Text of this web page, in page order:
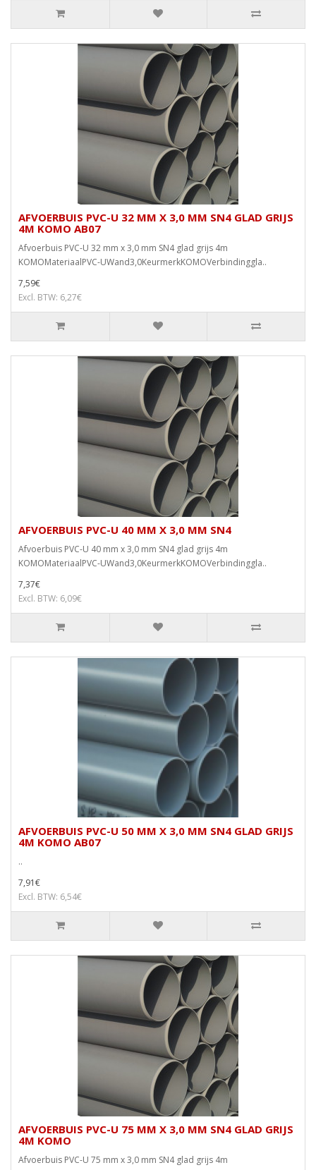
AFVOERBUIS PVC-U 32 MM X 3,0 MM SN4 GLAD GRIJS
4M KOMO AB07
Afvoerbuis PVC-U 32 mm x 3,0 mm SN4 glad grijs 4m
KOMOMateriaalPVC-UWand3,0KeurmerkKOMOVerbindinggla..
7,59€
Excl. BTW: 6,27€
AFVOERBUIS PVC-U 40 MM X 3,0 MM SN4
Afvoerbuis PVC-U 40 mm x 3,0 mm SN4 glad grijs 4m
KOMOMateriaalPVC-UWand3,0KeurmerkKOMOVerbindinggla..
7,37€
Excl. BTW: 6,09€
AFVOERBUIS PVC-U 50 MM X 3,0 MM SN4 GLAD GRIJS
4M KOMO AB07
..
7,91€
Excl. BTW: 6,54€
AFVOERBUIS PVC-U 75 MM X 3,0 MM SN4 GLAD GRIJS
4M KOMO
Afvoerbuis PVC-U 75 mm x 3,0 mm SN4 glad grijs 4m